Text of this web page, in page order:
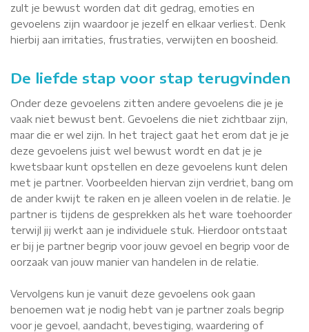
zult je bewust worden dat dit gedrag, emoties en
gevoelens zijn waardoor je jezelf en elkaar verliest. Denk
hierbij aan irritaties, frustraties, verwijten en boosheid.
De liefde stap voor stap terugvinden
Onder deze gevoelens zitten andere gevoelens die je je
vaak niet bewust bent. Gevoelens die niet zichtbaar zijn,
maar die er wel zijn. In het traject gaat het erom dat je je
deze gevoelens juist wel bewust wordt en dat je je
kwetsbaar kunt opstellen en deze gevoelens kunt delen
met je partner. Voorbeelden hiervan zijn verdriet, bang om
de ander kwijt te raken en je alleen voelen in de relatie. Je
partner is tijdens de gesprekken als het ware toehoorder
terwijl jij werkt aan je individuele stuk. Hierdoor ontstaat
er bij je partner begrip voor jouw gevoel en begrip voor de
oorzaak van jouw manier van handelen in de relatie.
Vervolgens kun je vanuit deze gevoelens ook gaan
benoemen wat je nodig hebt van je partner zoals begrip
voor je gevoel, aandacht, bevestiging, waardering of